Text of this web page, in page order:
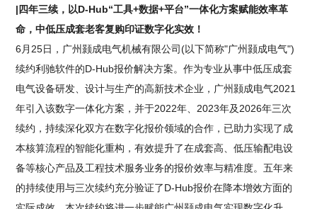
|四年三续，以D-Hub“工具+数据+平台”一体化方案赋能效率革
命，中低压成套老客复购印证数字化实效！
6月25日，广州颢成电气机械有限公司(以下简称"广州颢成电气")
续约利驰软件的D-Hub报价解决方案。作为专业从事中低压成套
电气设备研发、设计与生产的高新技术企业，广州颢成电气2021
年引入该数字一体化方案，并于2022年、2023年及2026年三次
续约，持续深化双方在数字化报价领域的合作，已助力实现了成
本核算流程的智能化重构，有效提升了在成套高、低压输配电设
备等核心产品及工程技术服务业务的报价效率与精准度。五年来
的持续使用与三次续约充分验证了D-Hub报价在降本增效方面的